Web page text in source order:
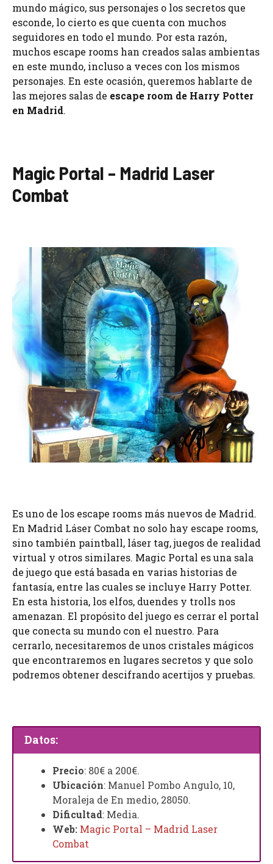
mundo mágico, sus personajes o los secretos que
esconde, lo cierto es que cuenta con muchos
seguidores en todo el mundo. Por esta razón,
muchos escape rooms han creados salas ambientas
en este mundo, incluso a veces con los mismos
personajes. En este ocasión, queremos hablarte de
las mejores salas de escape room de Harry Potter
en Madrid.
Magic Portal – Madrid Laser
Combat
Es uno de los escape rooms más nuevos de Madrid.
En Madrid Láser Combat no solo hay escape rooms,
sino también paintball, láser tag, juegos de realidad
virtual y otros similares. Magic Portal es una sala
de juego que está basada en varias historias de
fantasía, entre las cuales se incluye Harry Potter.
En esta historia, los elfos, duendes y trolls nos
amenazan. El propósito del juego es cerrar el portal
que conecta su mundo con el nuestro. Para
cerrarlo, necesitaremos de unos cristales mágicos
que encontraremos en lugares secretos y que solo
podremos obtener descifrando acertijos y pruebas.
Datos:
Precio: 80€ a 200€.
Ubicación: Manuel Pombo Angulo, 10,
Moraleja de En medio, 28050.
Dificultad: Media.
Web: Magic Portal – Madrid Laser
Combat